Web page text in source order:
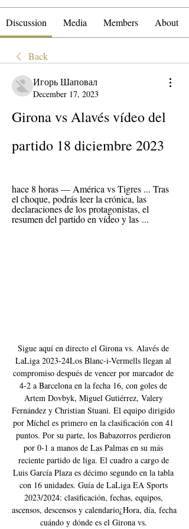
Discussion Media Members About
Back
Игорь Шаповал
December 17, 2023
Girona vs Alavés vídeo del
partido 18 diciembre 2023
hace 8 horas — América vs Tigres ... Tras
el choque, podrás leer la crónica, las
declaraciones de los protagonistas, el
resumen del partido en vídeo y las ...
Sigue aquí en directo el Girona vs. Alavés de
LaLiga 2023-24Los Blanc-i-Vermells llegan al
compromiso después de vencer por marcador de
4-2 a Barcelona en la fecha 16, con goles de
Artem Dovbyk, Miguel Gutiérrez, Valery
Fernández y Christian Stuani. El equipo dirigido
por Míchel es primero en la clasificación con 41
puntos. Por su parte, los Babazorros perdieron
por 0-1 a manos de Las Palmas en su más
reciente partido de liga. El cuadro a cargo de
Luis García Plaza es décimo segundo en la tabla
con 16 unidades. Guía de LaLiga EA Sports
2023/2024: clasificación, fechas, equipos,
ascensos, descensos y calendario¿Hora, día, fecha
cuándo y dónde es el Girona vs.